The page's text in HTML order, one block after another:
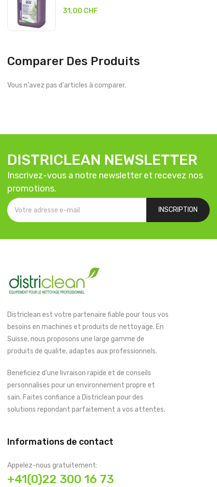
31,00 CHF
Comparer Des Produits
Vous n'avez pas d'articles à comparer.
DISTRICLEAN NEWSLETTER
Inscrivez-vous a notre newsletter et recevez nos
promotions.
INSCRIPTION
Districlean est votre partenaire fiable pour tous vos
besoins en machines et produits de nettoyage. En
Suisse, nous proposons une large gamme de
produits de qualite, adaptes aux professionnels.
Beneficiez d'une livraison rapide et de conseils
personnalises pour un environnement propre et
sain. Faites confiance a Districlean pour des
solutions repondant parfaitement a vos attentes.
Informations de contact
Appelez-nous gratuitement:
+41(0)22 300 16 73